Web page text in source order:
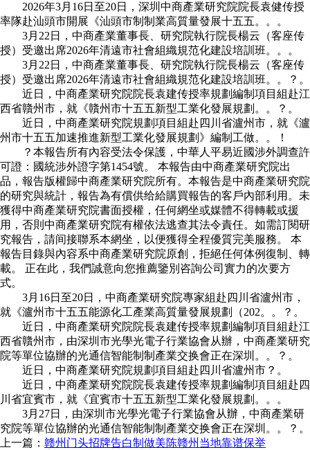
2026年3月16日至20日，深圳中商產業研究院院長袁健传授
率隊赴汕頭市開展《汕頭市制制業高質量發展十五五。。。
3月22日，中商產業董事長、研究院執行院長楊云（客座传
授）受邀出席2026年清遠市社會組織規范化建設培訓班。。。
3月22日，中商產業董事長、研究院執行院長楊云（客座传
授）受邀出席2026年清遠市社會組織規范化建設培訓班。。？。
近日，中商產業研究院院長袁建传授率規劃編制項目組赴江
西省贛州市，就《贛州市十五五新型工業化發展規劃。。？。
近日，中商產業研究院規劃項目組赴四川省瀘州市，就《瀘
州市十五五加速推進新型工業化發展規劃》編制工做。。！
？本報告所有內容受法令保護，中華人平易近國涉外調查許
可證：國統涉外證字第1454號。 本報告由中商產業研究院出
品，報告版權歸中商產業研究院所有。本報告是中商產業研究院
的研究與統計，報告為有償供给給購買報告的客戶內部利用。未
獲得中商產業研究院書面授權，任何網坐或媒體不得轉載或援
用，否則中商產業研究院有權依法逃查其法令責任。如需訂閱研
究報告，請间接聯系本網坐，以便獲得全程優質完美服務。 本
報告目錄與內容系中商產業研究院原創，拒絕任何体例復制、轉
載。 正在此，我們誠意向您推薦鑒別咨詢公司實力的次要方
式。
3月16日至20日，中商產業研究院專家組赴四川省瀘州市，
就《瀘州市十五五能源化工產業高質量發展規劃（202。。？。
近日，中商產業研究院院長袁建传授率規劃編制項目組赴江
西省贛州市，由深圳市光學光電子行業協會从辦，中商產業研究
院等單位協辦的光通信智能制制產業交换會正在深圳。。？。
近日，中商產業研究院規劃項目組赴四川省瀘州市？。
近日，中商產業研究院院長袁建传授率規劃編制項目組赴四
川省宜賓市，就《宜賓市十五五新型工業化發展規劃。。。
3月27日，由深圳市光學光電子行業協會从辦，中商產業研
究院等單位協辦的光通信智能制制產業交换會正在深圳。。？。
上一篇： 赣州门头招牌告白制做美陈赣州当地靠谱保举